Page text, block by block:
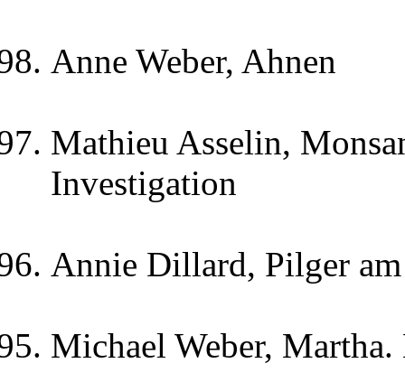
Anne Weber, Ahnen
Mathieu Asselin,
Investigation
Annie Dillard, Pilger
Michael Weber,